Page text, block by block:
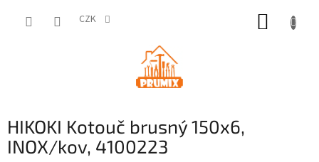
CZK
HIKOKI Kotouč brusný 150x6,
INOX/kov, 4100223